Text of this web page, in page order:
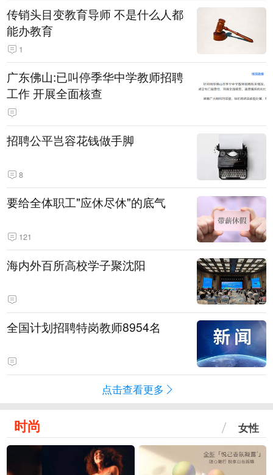
传销头目变教育导师 不是什么人都
能办教育
1
广东佛山:已叫停季华中学教师招聘
工作 开展全面核查
招聘公平岂容花钱做手脚
8
要给全体职工"应休尽休"的底气
121
海内外百所高校学子聚沈阳
全国计划招聘特岗教师8954名
点击查看更多
时尚 女性